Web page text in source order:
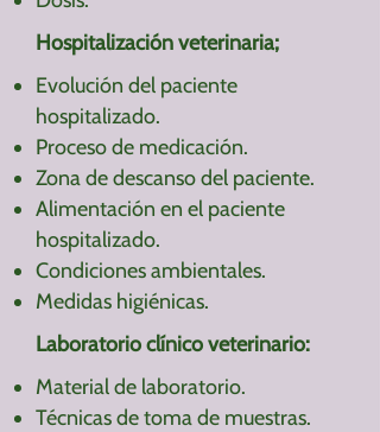
Hospitalización veterinaria;
Evolución del paciente
hospitalizado.
Proceso de medicación.
Zona de descanso del paciente.
Alimentación en el paciente
hospitalizado.
Condiciones ambientales.
Medidas higiénicas.
Laboratorio clínico veterinario:
Material de laboratorio.
Técnicas de toma de muestras.